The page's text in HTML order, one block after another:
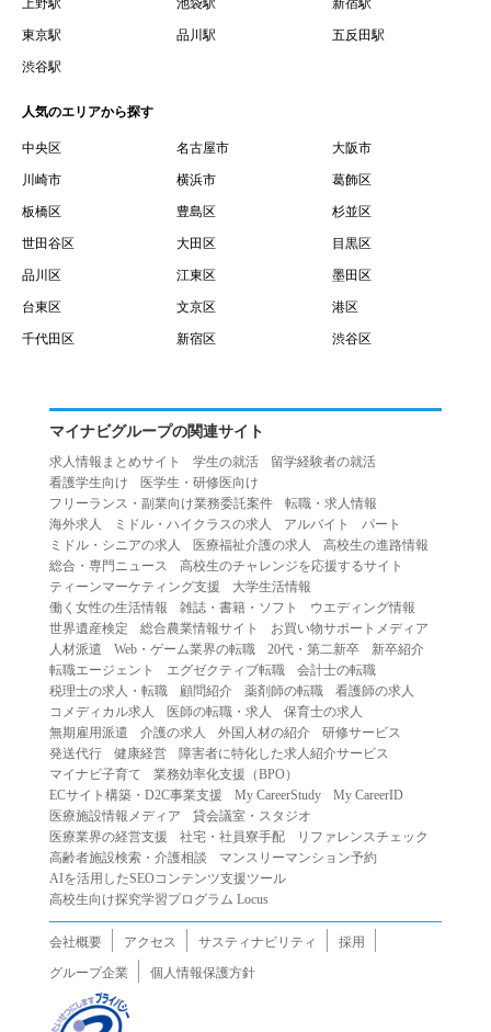
９.「契約期間開始日」とは、定期建物賃貸借契約（以下
「賃貸借契約」と言います）の開始日のことで、利用者の
賃借権が発生する日を意味します。
するために、選んだ物件を保留することを意味します。
１１.「予約情報」とは、物件を予約するために必要な当社
所定の情報を意味します。物件情報や期間、オプション等
１２.「キャンセル」とは、賃貸借契約締結後から契約期間
開始日前までに、利用者が賃貸借契約を解除することを意
味します。
１３.「中途解約」とは、賃貸借契約期間の途中で、利用者
１.利用者は、本サービスを利用する上で次の各号に定める
とします。
（１）重複、虚偽の情報、または自己以外の情報を登録す
る行為
（２）第三者になりすまして本サービスを利用する行為
（３）当社または第三者の著作権等の知的財産権、プライ
バシー、その他の権利を侵害する行為
（４）当社または第三者を誹謗中傷する行為
（５）当社または第三者に不利益を与える行為
（６）営利を目的とした行為
（７）政治・選挙・宗教活動またはそれらに類する行為
（８）本サービスの運営を妨害する行為
（９）法令違反、犯罪行為、または公序良俗に反する行為
（１０）暴力的な要求行為、または法的な責任を超えた不
当な要求行為
（１１）その他当社が不適切であると判断する行為
２.当社は、前項の定めに該当する行為を行った利用者に対
の提供を停止または中断することができるものとします。
第５条（免責）
１.当社は、本サービスの利用（これらに伴う当社または第
三者の情報提供行為等を含みます）により、利用者に生じ
上野駅 池袋駅 新宿駅
東京駅 品川駅 五反田駅
渋谷駅
人気のエリアから探す
中央区 名古屋市 大阪市
川崎市 横浜市 葛飾区
板橋区 豊島区 杉並区
世田谷区 大田区 目黒区
品川区 江東区 墨田区
台東区 文京区 港区
千代田区 新宿区 渋谷区
マイナビグループの関連サイト
求人情報まとめサイト 学生の就活
留学経験者の就活
看護学生向け
医学生・研修医向け
フリーランス・副業向け業務委託案件
転職・求人情報
海外求人
ミドル・ハイクラスの求人 アルバイト
パート
ミドル・シニアの求人
医療福祉介護の求人
高校生の進路情報
総合・専門ニュース
高校生のチャレンジを応援するサイト
ティーンマーケティング支援
大学生活情報
働く女性の生活情報
雑誌・書籍・ソフト
ウエディング情報
世界遺産検定
総合農業情報サイト
お買い物サポートメディア
人材派遣
Web・ゲーム業界の転職 20代・第二新卒
新卒紹介
転職エージェント
エグゼクティブ転職
会計士の転職
税理士の求人・転職
顧問紹介 薬剤師の転職
看護師の求人
コメディカル求人
医師の転職・求人
保育士の求人
無期雇用派遣
介護の求人 外国人材の紹介
研修サービス
発送代行
健康経営
障害者に特化した求人紹介サービス
マイナビ子育て
業務効率化支援（BPO）
ECサイト構築・D2C事業支援
My CareerStudy
My CareerID
医療施設情報メディア
貸会議室・スタジオ
医療業界の経営支援
社宅・社員寮手配
リファレンスチェック
高齢者施設検索・介護相談
マンスリーマンション予約
AIを活用したSEOコンテンツ支援ツール
高校生向け探究学習プログラム Locus
会社概要 アクセス サスティナビリティ
採用
グループ企業
個人情報保護方針